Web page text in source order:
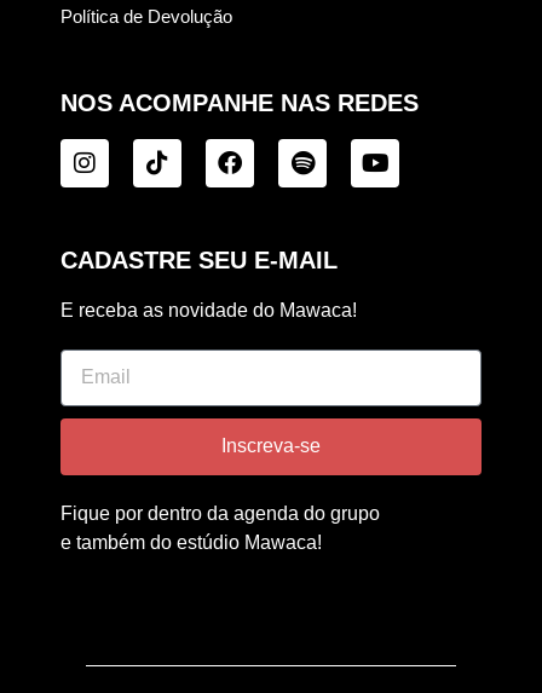
Política de Devolução
NOS ACOMPANHE NAS REDES
CADASTRE SEU E-MAIL
E receba as novidade do Mawaca!
Inscreva-se
Fique por dentro da agenda do grupo
e também do estúdio Mawaca!